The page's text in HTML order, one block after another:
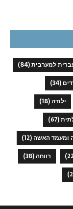
למערבית(84)
(34)
ילודה(18)
(67)
ומעמד האשה(12)
רווחה(38)